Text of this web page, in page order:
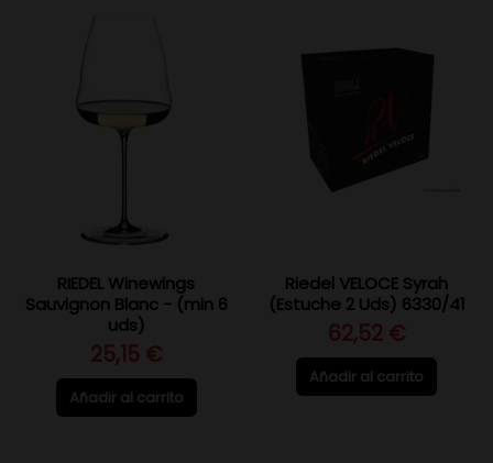
RIEDEL Winewings
Sauvignon Blanc - (min 6
uds)
25,15 €
Añadir al carrito
Riedel VELOCE Syrah
(Estuche 2 Uds) 6330/41
62,52 €
Añadir al carrito